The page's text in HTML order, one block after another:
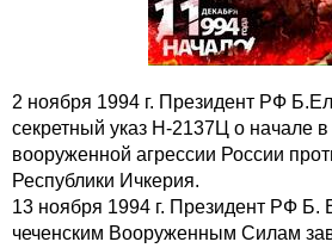
2 ноября 1994 г. Президент РФ
секретный указ Н-2137Ц о начале
вооруженной агрессии России
Республики Ичкерия.
13 ноября 1994 г. Президент РФ Б.
чеченским Вооруженным Силам